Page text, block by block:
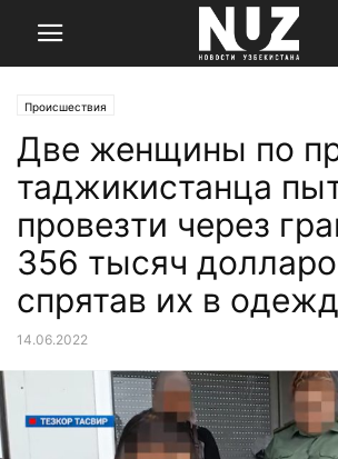
Происшествия
Две женщины по
таджикистанца
провезти через
356 тысяч
спрятав их в
14.06.2022